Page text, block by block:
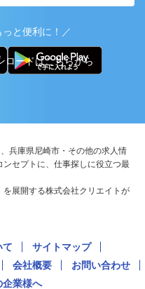
と便利に！／
ロードはこちらから
兵庫県尼崎市・その他の求人情
セプトに、仕事探しに役立つ最
展開する株式会社クリエイトが
て
サイトマップ
会社概要
お問い合わせ
企業様へ